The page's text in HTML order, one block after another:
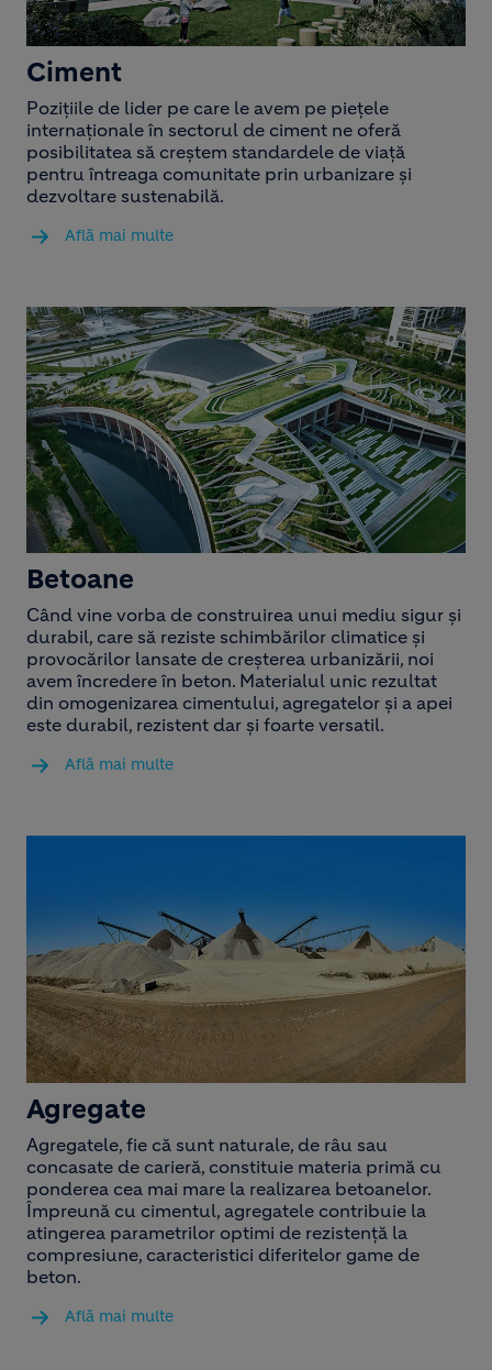
Ciment
Pozițiile de lider pe care le avem pe piețele
internaționale în sectorul de ciment ne oferă
posibilitatea să creștem standardele de viață
pentru întreaga comunitate prin urbanizare și
dezvoltare sustenabilă.
Află mai multe
Betoane
Când vine vorba de construirea unui mediu sigur și
durabil, care să reziste schimbărilor climatice și
provocărilor lansate de creșterea urbanizării, noi
avem încredere în beton. Materialul unic rezultat
din omogenizarea cimentului, agregatelor și a apei
este durabil, rezistent dar și foarte versatil.
Află mai multe
Agregate
Agregatele, fie că sunt naturale, de râu sau
concasate de carieră, constituie materia primă cu
ponderea cea mai mare la realizarea betoanelor.
Împreună cu cimentul, agregatele contribuie la
atingerea parametrilor optimi de rezistență la
compresiune, caracteristici diferitelor game de
beton.
Află mai multe